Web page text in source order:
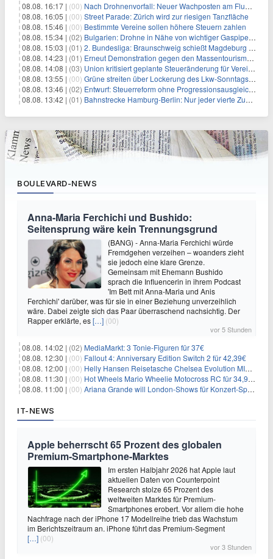
08.08. 16:17 | (00) Nach Drohnenvorfall: Neuer Wachposten am Flughafen
08.08. 16:05 | (00) Street Parade: Zürich wird zur riesigen Tanzfläche
08.08. 15:46 | (00) Bestimmte Vereine sollen höhere Steuern zahlen
08.08. 15:34 | (02) Bulgarien: Drohne in Nähe von wichtiger Gaspipeline explodiert
08.08. 15:03 | (01) 2. Bundesliga: Braunschweig schießt Magdeburg ab
08.08. 14:23 | (01) Erneut Demonstration gegen den Massentourismus auf Mallorca
08.08. 14:08 | (03) Union kritisiert geplante Steueränderung für Vereine
08.08. 13:55 | (00) Grüne streiten über Lockerung des Lkw-Sonntagsfahrverbots
08.08. 13:46 | (02) Entwurf: Steuerreform ohne Progressionsausgleich geplant
08.08. 13:42 | (01) Bahnstrecke Hamburg-Berlin: Nur jeder vierte Zug pünktlich
BOULEVARD-NEWS
Anna-Maria Ferchichi und Bushido:
Seitensprung wäre kein Trennungsgrund
(BANG) - Anna-Maria Ferchichi würde
Fremdgehen verzeihen – woanders zieht
sie jedoch eine klare Grenze.
Gemeinsam mit Ehemann Bushido
sprach die Influencerin in ihrem Podcast
'Im Bett mit Anna-Maria und Anis
Ferchichi' darüber, was für sie in einer Beziehung unverzeihlich
wäre. Dabei zeigte sich das Paar überraschend nachsichtig. Der
Rapper erklärte, es[…] (00)
vor 5 Stunden
08.08. 14:02 | (02) MediaMarkt: 3 Tonie-Figuren für 37€
08.08. 12:30 | (00) Fallout 4: Anniversary Edition Switch 2 für 42,39€
08.08. 12:00 | (00) Helly Hansen Reisetasche Chelsea Evolution MID 54L für 29,99€
08.08. 11:30 | (00) Hot Wheels Mario Wheelie Motocross RC für 34,99€
08.08. 11:00 | (00) Ariana Grande will London-Shows für Konzert-Special filmen
IT-NEWS
Apple beherrscht 65 Prozent des globalen
Premium-Smartphone-Marktes
Im ersten Halbjahr 2026 hat Apple laut
aktuellen Daten von Counterpoint
Research stolze 65 Prozent des
weltweiten Marktes für Premium-
Smartphones erobert. Vor allem die hohe
Nachfrage nach der iPhone 17 Modellreihe trieb das Wachstum
im Berichtszeitraum an. iPhone führt das Premium-Segment
[…] (00)
vor 3 Stunden